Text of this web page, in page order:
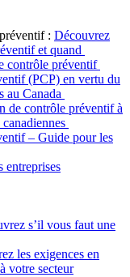
: Découvrez
et quand
contrôle préventif
(PCP) en vertu du
au Canada
de contrôle préventif à
– Guide pour les
entreprises
s’il vous faut une
les exigences en
votre secteur